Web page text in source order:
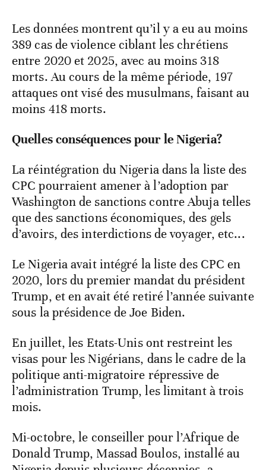
Les données montrent qu’il y a eu au moins
389 cas de violence ciblant les chrétiens
entre 2020 et 2025, avec au moins 318
morts. Au cours de la même période, 197
attaques ont visé des musulmans, faisant au
moins 418 morts.
Quelles conséquences pour le Nigeria?
La réintégration du Nigeria dans la liste des
CPC pourraient amener à l’adoption par
Washington de sanctions contre Abuja telles
que des sanctions économiques, des gels
d’avoirs, des interdictions de voyager, etc...
Le Nigeria avait intégré la liste des CPC en
2020, lors du premier mandat du président
Trump, et en avait été retiré l’année suivante
sous la présidence de Joe Biden.
En juillet, les Etats-Unis ont restreint les
visas pour les Nigérians, dans le cadre de la
politique anti-migratoire répressive de
l’administration Trump, les limitant à trois
mois.
Mi-octobre, le conseiller pour l’Afrique de
Donald Trump, Massad Boulos, installé au